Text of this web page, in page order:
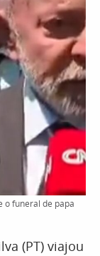
o funeral de papa
(PT) viajou